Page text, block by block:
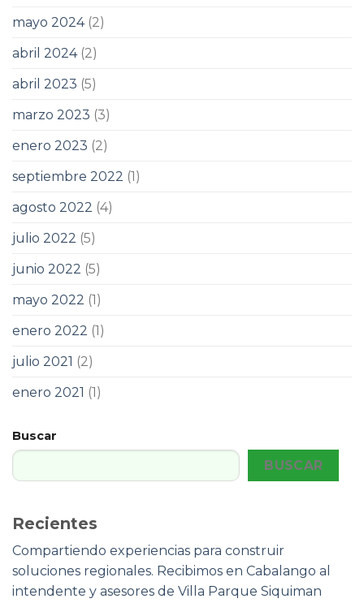
mayo 2024(2)
abril 2024(2)
abril 2023 (5)
marzo 2023 (3)
enero 2023 (2)
septiembre 2022 (1)
agosto 2022 (4)
julio 2022 (5)
junio 2022 (5)
mayo 2022 (1)
enero 2022 (1)
julio 2021 (2)
enero 2021 (1)
Buscar
BUSCAR
Recientes
Compartiendo experiencias para construir
soluciones regionales. Recibimos en Cabalango al
intendente y asesores de Villa Parque Siquiman